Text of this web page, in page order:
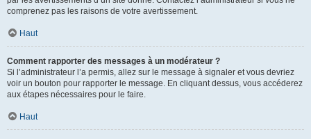
comprenez pas les raisons de votre avertissement.
Haut
Comment rapporter des messages à un modérateur ?
Si l’administrateur l’a permis, allez sur le message à signaler et vous devriez
voir un bouton pour rapporter le message. En cliquant dessus, vous accéderez
aux étapes nécessaires pour le faire.
Haut